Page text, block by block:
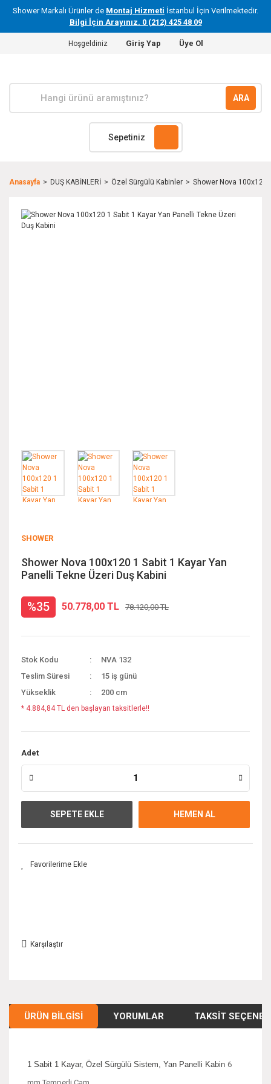
Shower Markalı Ürünler de Montaj Hizmeti İstanbul İçin Verilmektedir.
Bilgi İçin Arayınız. 0 (212) 425 48 09
Hoşgeldiniz Giriş Yap Üye Ol
ARA
Sepetiniz
Anasayfa DUŞ KABİNLERİ Özel Sürgülü Kabinler Shower Nova 100x120
SHOWER
Shower Nova 100x120 1 Sabit 1 Kayar Yan
Panelli Tekne Üzeri Duş Kabini
%35 50.778,00 TL 78.120,00 TL
Stok Kodu
NVA 132
Teslim Süresi
15 iş günü
Yükseklik
200 cm
* 4.884,84 TL den başlayan taksitlerle!!
Adet
SEPETE EKLE HEMEN AL
Karşılaştır
ÜRÜN BILGISI YORUMLAR TAKSIT
1 Sabit 1 Kayar, Özel Sürgülü Sistem, Yan Panelli Kabin 6